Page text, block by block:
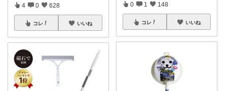
4 0 628
コレ いいね
0 1 148
コレ いいね